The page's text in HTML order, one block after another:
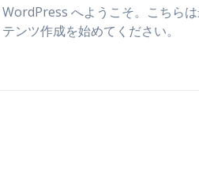
WordPress へようこそ。こちら
テンツ作成を始めてください。